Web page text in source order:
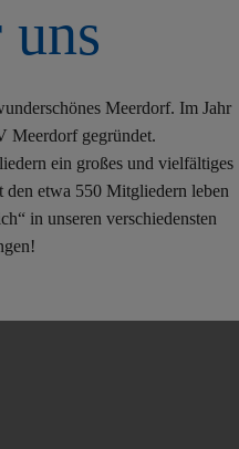
Meerdorf. Im Jahr
Meerdorf gegründet.
ein großes und vielfältiges
den etwa 550 Mitgliedern leben
in unseren verschiedensten